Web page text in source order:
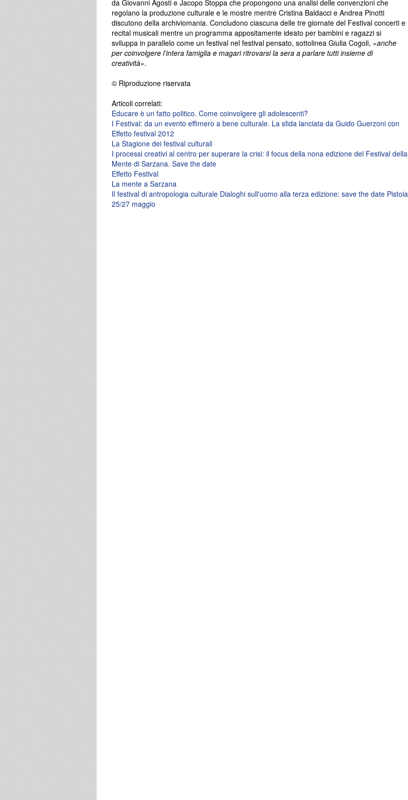
da Giovanni Agosti e Jacopo Stoppa che propongono una analisi delle convenzioni che
regolano la produzione culturale e le mostre mentre Cristina Baldacci e Andrea Pinotti
discutono della archiviomania. Concludono ciascuna delle tre giornate del Festival concerti e
recital musicali mentre un programma appositamente ideato per bambini e ragazzi si
sviluppa in parallelo come un festival nel festival pensato, sottolinea Giulia Cogoli, «anche
per coinvolgere l’intera famiglia e magari ritrovarsi la sera a parlare tutti insieme di
creatività».
© Riproduzione riservata
Articoli correlati:
Educare è un fatto politico. Come coinvolgere gli adolescenti?
I Festival: da un evento effimero a bene culturale. La sfida lanciata da Guido Guerzoni con
Effetto festival 2012
La Stagione dei festival culturali
I processi creativi al centro per superare la crisi: il focus della nona edizione del Festival della
Mente di Sarzana. Save the date
Effetto Festival
La mente a Sarzana
Il festival di antropologia culturale Dialoghi sull'uomo alla terza edizione: save the date Pistoia
25/27 maggio